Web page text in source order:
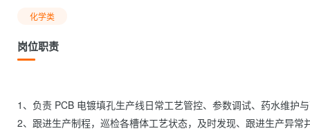
化学类
岗位职责
1、负责 PCB 电镀填孔生产线日常工艺管控、参数调试、药水维护
2、跟进生产制程，巡检各槽体工艺状态，及时发现、跟进生产异常